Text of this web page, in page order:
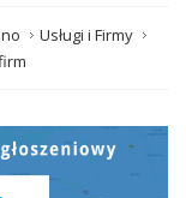
Usługi i Firmy